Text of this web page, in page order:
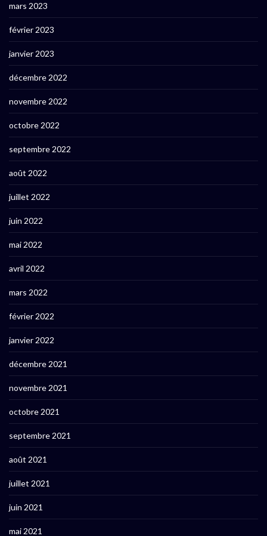
mars 2023
février 2023
janvier 2023
décembre 2022
novembre 2022
octobre 2022
septembre 2022
août 2022
juillet 2022
juin 2022
mai 2022
avril 2022
mars 2022
février 2022
janvier 2022
décembre 2021
novembre 2021
octobre 2021
septembre 2021
août 2021
juillet 2021
juin 2021
mai 2021